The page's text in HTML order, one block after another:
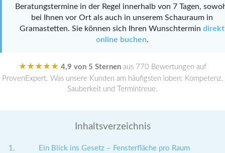
Beratungstermine in der Regel innerhalb von 7 Tagen,
bei Ihnen vor Ort als auch in unserem Schauraum in
Gramastetten. Sie können sich Ihren Wunschtermin direkt
online buchen.
★★★★★ 4,9 von 5 Sternen aus 770 Bewertungen auf
ProvenExpert. Was unsere Kunden am häufigsten loben: Kompetenz,
Sauberkeit und Termintreue.
Inhaltsverzeichnis
Ein Blick ins Gesetz – Fensterfläche pro Raum